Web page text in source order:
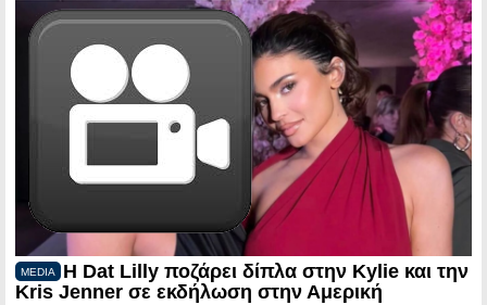
MEDIA
Η Dat Lilly ποζάρει δίπλα στην Kylie και την
Kris Jenner σε εκδήλωση στην Αμερική